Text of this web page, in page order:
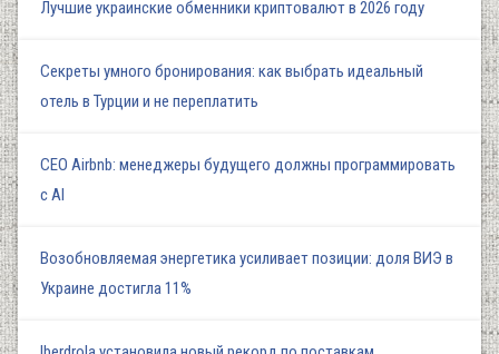
Лучшие украинские обменники криптовалют в 2026 году
Секреты умного бронирования: как выбрать идеальный
отель в Турции и не переплатить
СЕО Airbnb: менеджеры будущего должны программировать
с AI
Возобновляемая энергетика усиливает позиции: доля ВИЭ в
Украине достигла 11%